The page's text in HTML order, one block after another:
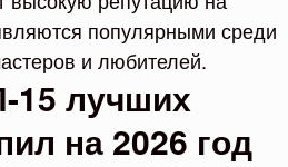
популярными среди
и любителей.
15 лучших
на 2026 год